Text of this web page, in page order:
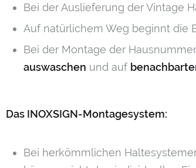
Bei der Auslieferung der Vintage
Auf natürlichem Weg beginnt die
Bei der Montage der
auswaschen und auf
Das INOXSIGN-Montagesystem:
Bei herkömmlichen